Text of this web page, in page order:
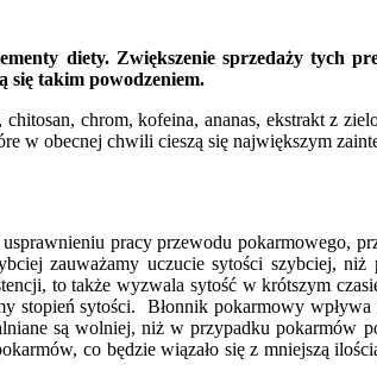
diety. Zwiększenie sprzedaży tych
się takim powodzeniem.
chrom, kofeina, ananas, ekstrakt z
w obecnej chwili cieszą się największym
pracy przewodu pokarmowego,
zauważamy uczucie sytości szybciej, niż
to także wyzwala sytość w krótszym
stopień sytości. Błonnik pokarmowy
są wolniej, niż w przypadku pokarmów
co będzie wiązało się z mniejszą